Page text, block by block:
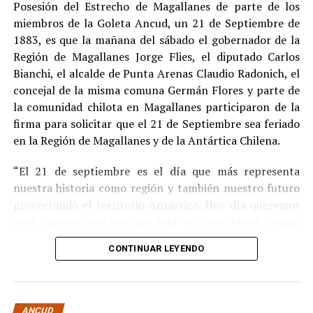
Indemnización a la víctima y nueva investigación
por ocultamiento de bienes
En el ámbito civil, elJuzgado de Letras de Castrodictó
enseptiembre de 2023una sentencia que obliga a
Pedro Montecinos apagar una indemnización total de
$120 millonespor concepto de daño moral:
$80 millonesa favor de la víctima.
$40 millonesa favor de su madre.
Sin embargo, la Fiscalía abrió una nueva línea
transferencia de bienes
ejecución del fallo.
Posesión del Estrecho de Magallanes de parte de los
miembros de la Goleta Ancud, un 21 de Septiembre de
1883, es que la mañana del sábado el gobernador de la
Región de Magallanes Jorge Flies, el diputado Carlos
Bianchi, el alcalde de Punta Arenas Claudio Radonich, el
concejal de la misma comuna Germán Flores y parte de
la comunidad chilota en Magallanes participaron de la
firma para solicitar que el 21 de Septiembre sea feriado
en la Región de Magallanes y de la Antártica Chilena.
“El 21 de septiembre es el día que más representa
nuestra historia como región y también nuestro futuro
proyectando el territorio Antártico. Hoy día queremos
este día por los primeros chilotes que llegaron en la
Goleta Ancud y por los que han hecho a Magallanes lo
En tanto, Bianchi señaló que “esto es reconocer la gesta
CONTINUAR LEYENDO
ANCUD